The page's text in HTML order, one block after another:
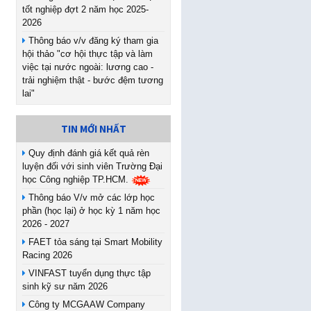
tốt nghiệp đợt 2 năm học 2025-
2026
Thông báo v/v đăng ký tham gia
hội thảo "cơ hội thực tập và làm
việc tại nước ngoài: lương cao -
trải nghiệm thật - bước đệm tương
lai"
TIN MỚI NHẤT
Quy định đánh giá kết quả rèn
luyện đối với sinh viên Trường Đại
học Công nghiệp TP.HCM.
Thông báo V/v mở các lớp học
phần (học lại) ở học kỳ 1 năm học
2026 - 2027
FAET tỏa sáng tại Smart Mobility
Racing 2026
VINFAST tuyển dụng thực tập
sinh kỹ sư năm 2026
Công ty MCGAAW Company